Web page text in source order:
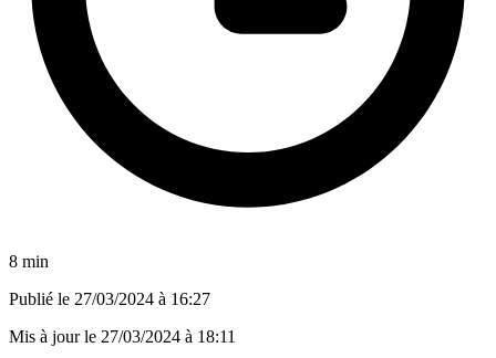
8 min
Publié le 27/03/2024 à 16:27
Mis à jour le 27/03/2024 à 18:11